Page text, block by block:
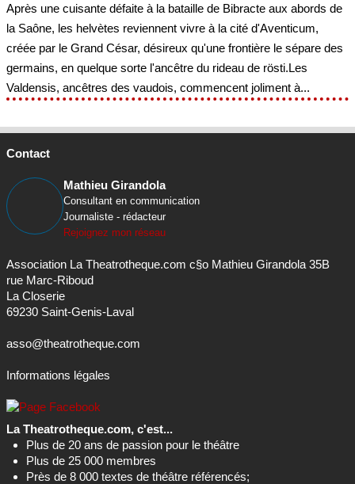
Après une cuisante défaite à la bataille de Bibracte aux abords de
la Saône, les helvètes reviennent vivre à la cité d'Aventicum,
créée par le Grand César, désireux qu'une frontière le sépare des
germains, en quelque sorte l'ancêtre du rideau de rösti.Les
Valdensis, ancêtres des vaudois, commencent joliment à...
Contact
Mathieu Girandola
Consultant en communication
Journaliste - rédacteur
Rejoignez mon réseau
Association La Theatrotheque.com c§o Mathieu Girandola 35B
rue Marc-Riboud
La Closerie
69230 Saint-Genis-Laval
asso@theatrotheque.com
Informations légales
La Theatrotheque.com, c'est...
Plus de 20 ans de passion pour le théâtre
Plus de 25 000 membres
Près de 8 000 textes de théâtre référencés;